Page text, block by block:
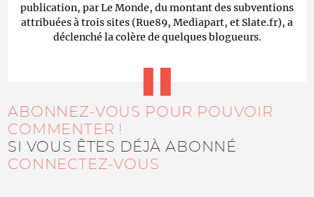
publication, par Le Monde, du montant des subventions
attribuées à trois sites (Rue89, Mediapart, et Slate.fr), a
déclenché la colère de quelques blogueurs.
ABONNEZ-VOUS POUR POUVOIR
COMMENTER !
SI VOUS ÊTES DÉJÀ ABONNÉ
CONNECTEZ-VOUS